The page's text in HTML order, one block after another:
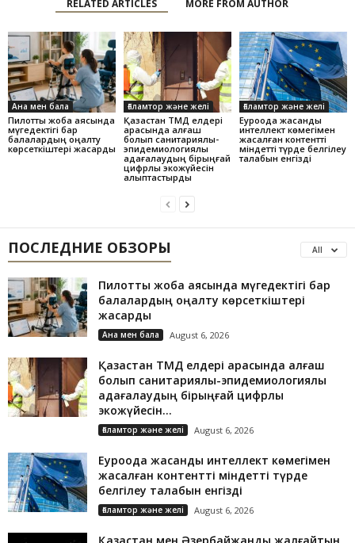
RELATED ARTICLES MORE FROM AUTHOR
Ана мен бала
Пилоттық жоба аясында
мүгедектігі бар
балалардың оңалту
көрсеткіштері жақсарды
Ғаламтор және желі
Қазақстан ТМД елдері
арасында алғаш
болып санитариялық-
эпидемиологиялық
қадағалаудың бірыңғай
цифрлық экожүйесін
қалыптастырды
Ғаламтор және желі
Еуроодақ жасанды
интеллект көмегімен
жасалған контентті
міндетті түрде белгілеу
талабын енгізді
ПОСЛЕДНИЕ ОБЗОРЫ All
Пилоттық жоба аясында мүгедектігі бар
балалардың оңалту көрсеткіштері
жақсарды
Ана мен бала August 6, 2026
Қазақстан ТМД елдері арасында алғаш
болып санитариялық-эпидемиологиялық
қадағалаудың бірыңғай цифрлық
экожүйесін...
Ғаламтор және желі August 6, 2026
Еуроодақ жасанды интеллект көмегімен
жасалған контентті міндетті түрде
белгілеу талабын енгізді
Ғаламтор және желі August 6, 2026
Қазақстан мен Әзербайжанды жалғайтын